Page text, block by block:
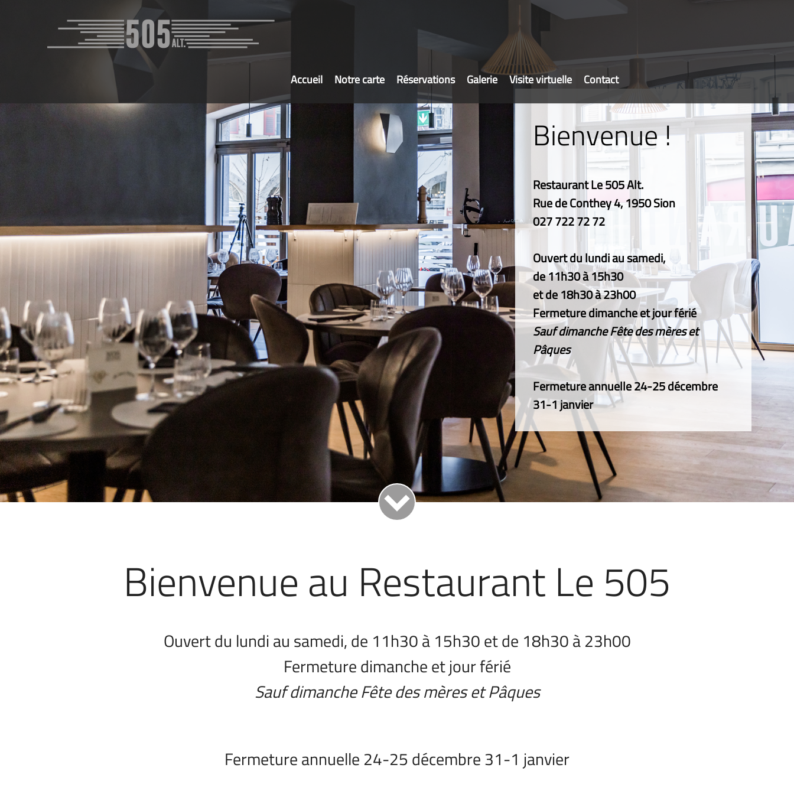
Accueil Notre carte Réservations Galerie Visite virtuelle Contact
Bienvenue !
Restaurant Le 505 Alt.
Rue de Conthey 4, 1950 Sion
0277227272
Ouvert du lundi au samedi,
de 11h30 à 15h30
et de 18h30 à 23h00
Fermeture dimanche et jour férié
Sauf dimanche Fête des mères et
Pâques
Fermeture annuelle 24-25 décembre
31-1 janvier
Bienvenue au Restaurant Le 505
Ouvert du lundi au samedi, de 11h30 à 15h30 et de 18h30 à 23h00
Fermeture dimanche et jour férié
Sauf dimanche Fête des mères et Pâques
Fermeture annuelle 24-25 décembre 31-1 janvier